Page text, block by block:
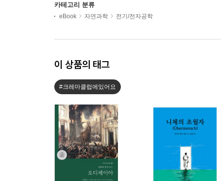
카테고리 분류
eBook 자연과학 전기/전자공학
이 상품의 태그
#크레마클럽에있어요